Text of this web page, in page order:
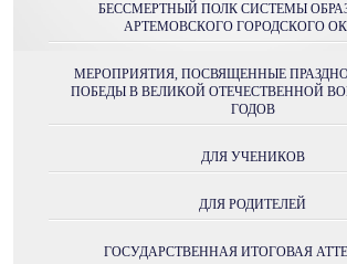
БЕССМЕРТНЫЙ ПОЛК СИСТЕМЫ
АРТЕМОВСКОГО ГОРОДСКОГО
МЕРОПРИЯТИЯ, ПОСВЯЩЕННЫЕ
ПОБЕДЫ В ВЕЛИКОЙ ОТЕЧЕСТВЕННОЙ
ГОДОВ
ДЛЯ УЧЕНИКОВ
ДЛЯ РОДИТЕЛЕЙ
ГОСУДАРСТВЕННАЯ ИТОГОВАЯ